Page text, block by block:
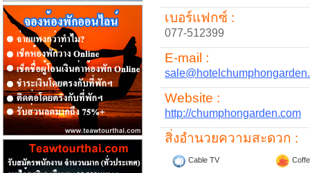
เบอร์แฟกซ์ :
077-512399
E-mail :
Website :
http://chumphongarden.com
สิ่งอำนวยความสะดวก :
Cable TV